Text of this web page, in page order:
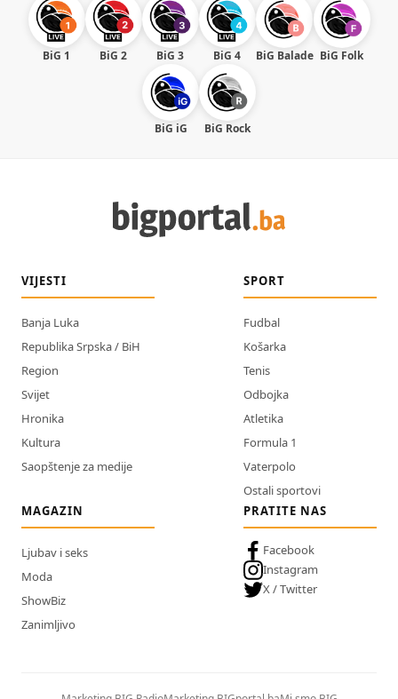
BiG 1 BiG 2 BiG 3 BiG 4 BiG Balade BiG Folk
BiG iG BiG Rock
VIJESTI
Banja Luka
Republika Srpska / BiH
Region
Svijet
Hronika
Kultura
Saopštenje za medije
SPORT
Fudbal
Košarka
Tenis
Odbojka
Atletika
Formula 1
Vaterpolo
Ostali sportovi
MAGAZIN
Ljubav i seks
Moda
ShowBiz
Zanimljivo
PRATITE NAS
Facebook
Instagram
X / Twitter